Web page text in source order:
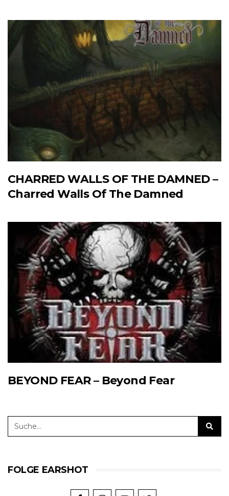
CHARRED WALLS OF THE DAMNED –
Charred Walls Of The Damned
BEYOND FEAR – Beyond Fear
FOLGE EARSHOT